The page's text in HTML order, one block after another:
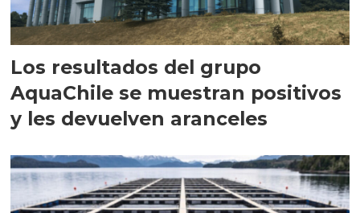
Los resultados del grupo
AquaChile se muestran positivos
y les devuelven aranceles